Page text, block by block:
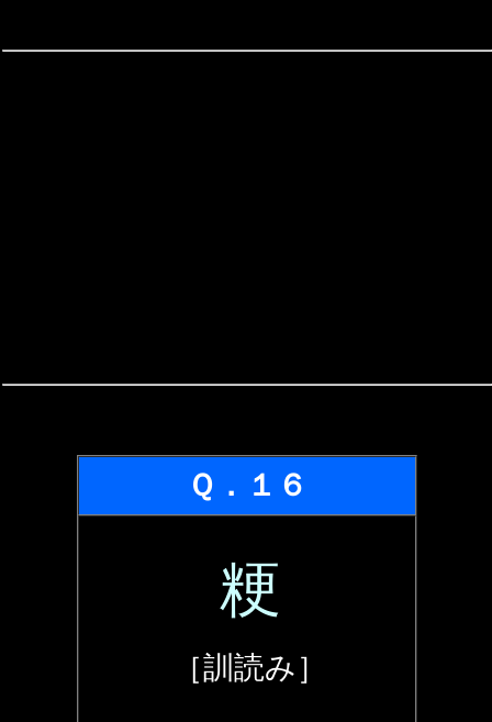
Ｑ．１６
粳
［訓読み］